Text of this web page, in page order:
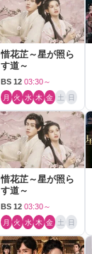
惜花芷～星が照ら
す道～
BS 12 03:30～
月 火 水 木 金 土 日
惜花芷～星が照ら
す道～
BS 12 03:30～
月 火 水 木 金 土 日